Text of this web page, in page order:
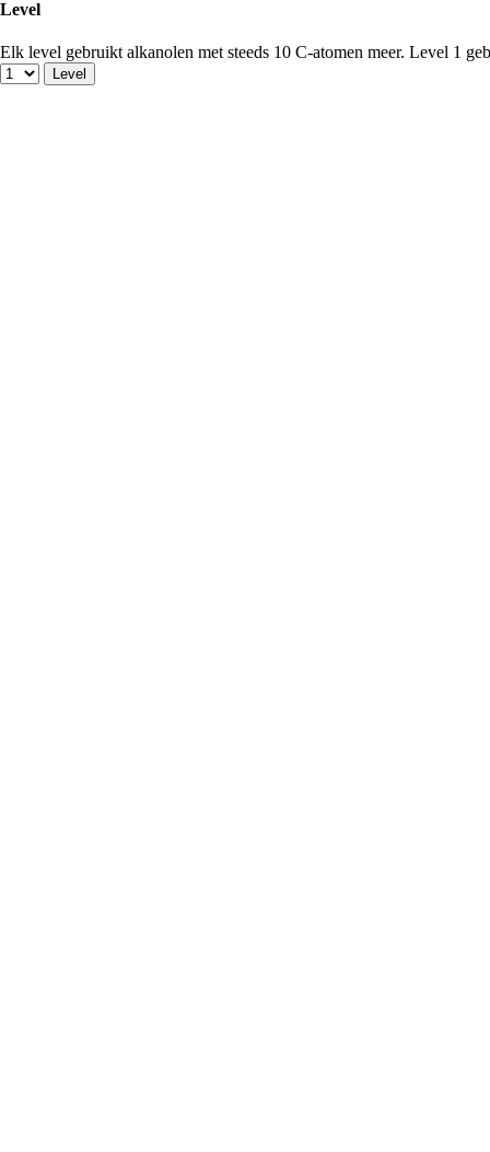
Level
Elk level gebruikt alkanolen met steeds 10 C-atomen meer. Level 1